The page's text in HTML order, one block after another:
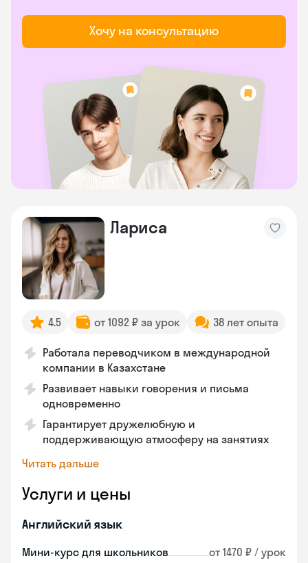
Хочу на консультацию
Лариса
4.5 от 1092 ₽ за урок 38 лет опыта
Работала переводчиком в международной
компании в Казахстане
Развивает навыки говорения и письма
одновременно
Гарантирует дружелюбную и
поддерживающую атмосферу на занятиях
Читать дальше
Услуги и цены
Английский язык
Мини-курс для школьников от 1470 ₽ / урок